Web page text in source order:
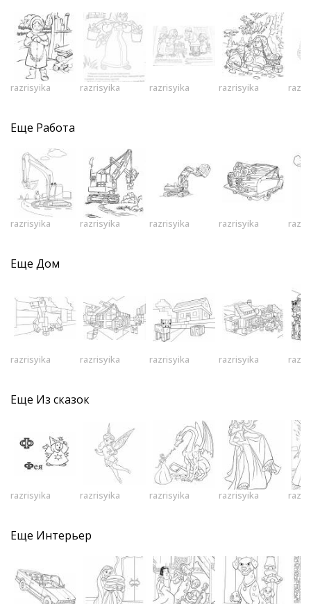
razrisyika razrisyika razrisyika razrisyika
Еще Работа
razrisyika razrisyika razrisyika razrisyika
Еще Дом
razrisyika razrisyika razrisyika razrisyika
Еще Из сказок
razrisyika razrisyika razrisyika razrisyika
Еще Интерьер